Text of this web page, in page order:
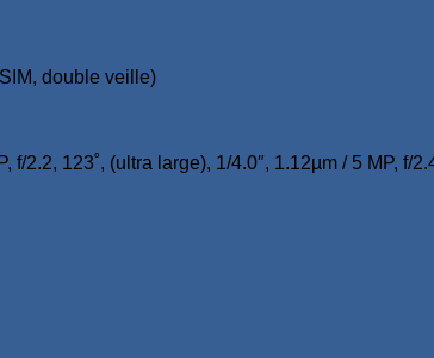
double veille)
2.2, 123˚, (ultra large), 1/4.0″, 1.12µm / 5 MP, f/